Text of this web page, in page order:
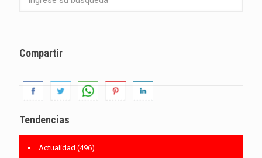
Compartir
Tendencias
Actualidad (496)